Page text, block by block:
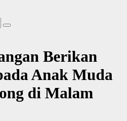
Berikan
Anak Muda
di Malam